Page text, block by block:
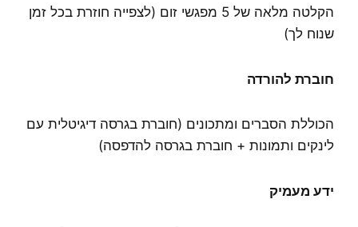
הקלטה מלאה של 5 מפגשי זום (לצפייה חוזרת בכל זמן
שנוח לך)
חוברת להורדה
הכוללת הסברים ומתכונים (חוברת בגרסה דיגיטלית עם
לינקים ותמונות + חוברת בגרסה להדפסה)
ידע מעמיק